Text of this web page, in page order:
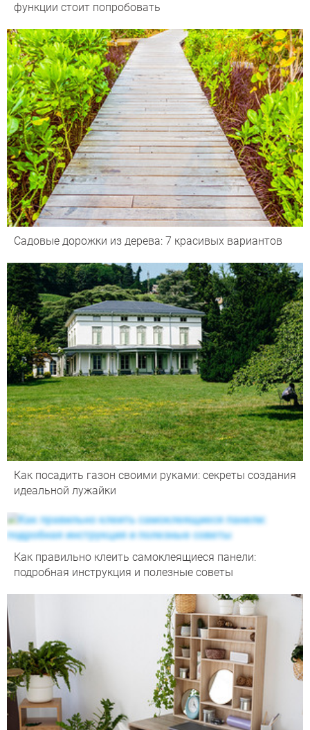
функции стоит попробовать
Садовые дорожки из дерева: 7 красивых вариантов
Как посадить газон своими руками: секреты создания
идеальной лужайки
Как правильно клеить самоклеящиеся панели:
подробная инструкция и полезные советы